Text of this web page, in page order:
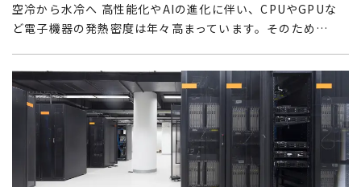
空冷から水冷へ 高性能化やAIの進化に伴い、CPUやGPUな
ど電子機器の発熱密度は年々高まっています。そのため…